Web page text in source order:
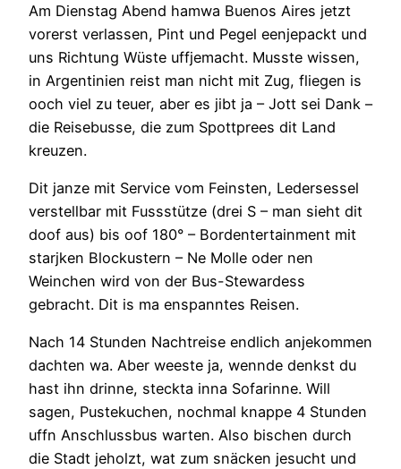
Am Dienstag Abend hamwa Buenos Aires jetzt
vorerst verlassen, Pint und Pegel eenjepackt und
uns Richtung Wüste uffjemacht. Musste wissen,
in Argentinien reist man nicht mit Zug, fliegen is
ooch viel zu teuer, aber es jibt ja – Jott sei Dank –
die Reisebusse, die zum Spottprees dit Land
kreuzen.
Dit janze mit Service vom Feinsten, Ledersessel
verstellbar mit Fussstütze (drei S – man sieht dit
doof aus) bis oof 180° – Bordentertainment mit
starjken Blockustern – Ne Molle oder nen
Weinchen wird von der Bus-Stewardess
gebracht. Dit is ma enspanntes Reisen.
Nach 14 Stunden Nachtreise endlich anjekommen
dachten wa. Aber weeste ja, wennde denkst du
hast ihn drinne, steckta inna Sofarinne. Will
sagen, Pustekuchen, nochmal knappe 4 Stunden
uffn Anschlussbus warten. Also bischen durch
die Stadt jeholzt, wat zum snäcken jesucht und